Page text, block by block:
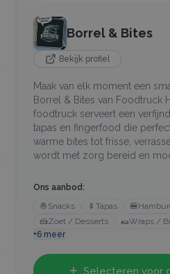
Borrel & Bites
Bekijk profiel
Maak van elk moment een
Borrel & Bites van Foodtruck
foodtruck serveert een
tapas en fingerfood die
warme bites tot frisse,
wordt met zorg bereid en
Ons aanbod:
🧆Snacks 🍢 Tapas 🍔
🍰Zoet / Desserts 🌯Wraps /
+6 meer
Selecteren voor